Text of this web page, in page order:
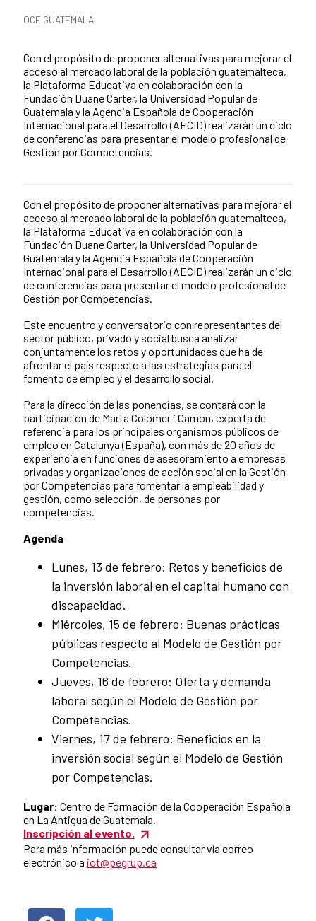
Categorías de la noticia
OCE GUATEMALA
Con el propósito de proponer alternativas para mejorar el
acceso al mercado laboral de la población guatemalteca,
la Plataforma Educativa en colaboración con la
Fundación Duane Carter, la Universidad Popular de
Guatemala y la Agencia Española de Cooperación
Internacional para el Desarrollo (AECID) realizarán un ciclo
de conferencias para presentar el modelo profesional de
Gestión por Competencias.
Contenido de la noticia
Con el propósito de proponer alternativas para mejorar el
acceso al mercado laboral de la población guatemalteca,
la Plataforma Educativa en colaboración con la
Fundación Duane Carter, la Universidad Popular de
Guatemala y la Agencia Española de Cooperación
Internacional para el Desarrollo (AECID) realizarán un ciclo
de conferencias para presentar el modelo profesional de
Gestión por Competencias.
Este encuentro y conversatorio con representantes del
sector público, privado y social busca analizar
conjuntamente los retos y oportunidades que ha de
afrontar el país respecto a las estrategias para el
fomento de empleo y el desarrollo social.
Para la dirección de las ponencias, se contará con la
participación de Marta Colomer i Camon, experta de
referencia para los principales organismos públicos de
empleo en Catalunya (España), con más de 20 años de
experiencia en funciones de asesoramiento a empresas
privadas y organizaciones de acción social en la Gestión
por Competencias para fomentar la empleabilidad y
gestión, como selección, de personas por
competencias.
Agenda
Lunes, 13 de febrero: Retos y beneficios de
la inversión laboral en el capital humano con
discapacidad.
Miércoles, 15 de febrero: Buenas prácticas
públicas respecto al Modelo de Gestión por
Competencias.
Jueves, 16 de febrero: Oferta y demanda
laboral según el Modelo de Gestión por
Competencias.
Viernes, 17 de febrero: Beneficios en la
inversión social según el Modelo de Gestión
por Competencias.
Lugar: Centro de Formación de la Cooperación Española
en La Antigua de Guatemala.
Inscripción al evento.
Para más información puede consultar vía correo
electrónico a iot@pegrup.ca